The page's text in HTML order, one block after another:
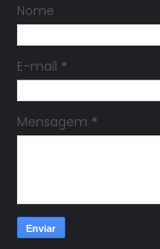
Nome
E-mail *
Mensagem *